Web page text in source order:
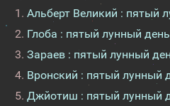
Альберт Великий : пятый
Глоба : пятый лунный день
Зараев : пятый лунный
Вронский : пятый лунный
Джйотиш : пятый лунный